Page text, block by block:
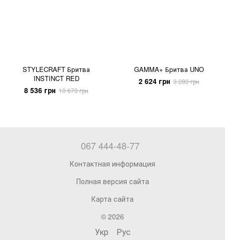
STYLECRAFT Бритва
INSTINCT RED
8 536 грн 10 670 грн
GAMMA+ Бритва UNO
2 624 грн 3 280 грн
067 444-48-77
Контактная информация
Полная версия сайта
Карта сайта
© 2026
Укр Рус